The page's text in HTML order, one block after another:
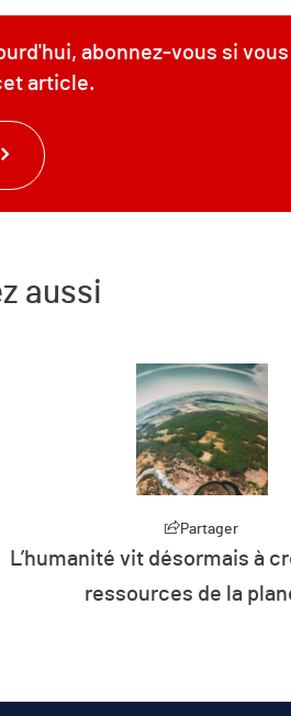
abonnez-vous si
article.
aussi
vit désormais à crédit sur les
de la planète